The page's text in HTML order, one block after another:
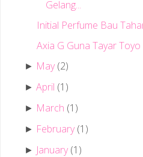
Gelang...
Initial Perfume Bau
Axia G Guna Tayar
► May (2)
►April (1)
► March (1)
► February (1)
► January (1)